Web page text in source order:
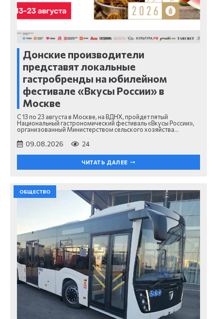
Донские производители
представят локальные
гастробренды на юбилейном
фестивале «Вкусы России» в
Москве
С 13 по 23 августа в Москве, на ВДНХ, пройдет пятый
Национальный гастрономический фестиваль «Вкусы России»,
организованный Министерством сельского хозяйства…
09.08.2026 24
ЧИТАТЬ ДАЛЕЕ
ОБЩЕСТВО